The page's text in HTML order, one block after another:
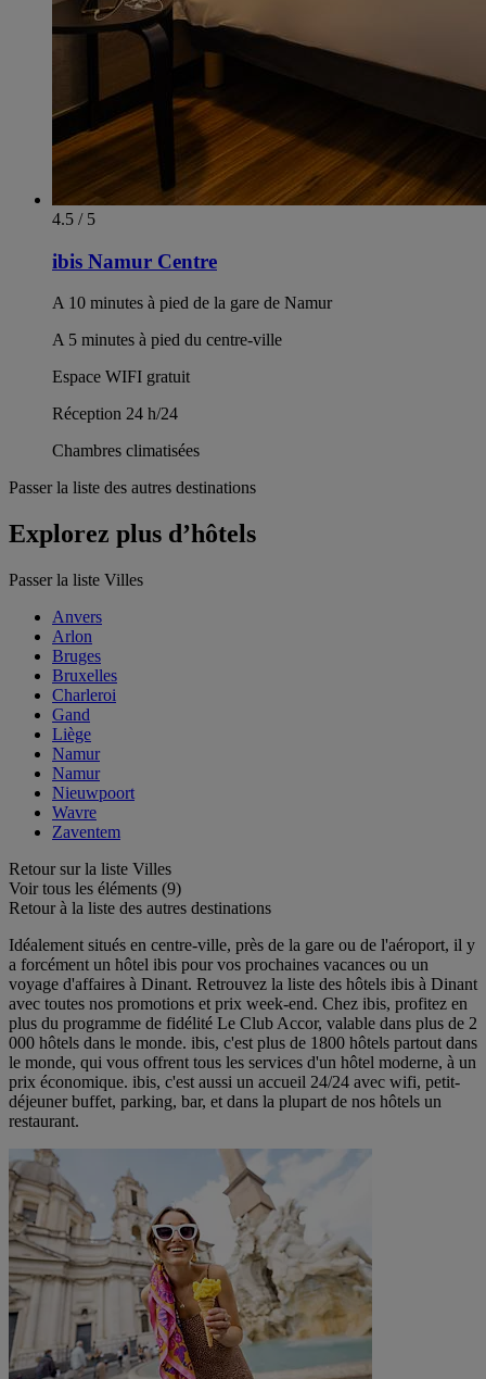
4.5 / 5
ibis Namur Centre
A 10 minutes à pied de la gare de Namur
A 5 minutes à pied du centre-ville
Espace WIFI gratuit
Réception 24 h/24
Chambres climatisées
Passer la liste des autres destinations
Explorez plus d’hôtels
Passer la liste Villes
Anvers
Arlon
Bruges
Bruxelles
Charleroi
Gand
Liège
Namur
Namur
Nieuwpoort
Wavre
Zaventem
Retour sur la liste Villes
Voir tous les éléments (9)
Retour à la liste des autres destinations
Idéalement situés en centre-ville, près de la gare ou de l'aéroport, il y
a forcément un hôtel ibis pour vos prochaines vacances ou un
voyage d'affaires à Dinant. Retrouvez la liste des hôtels ibis à Dinant
avec toutes nos promotions et prix week-end. Chez ibis, profitez en
plus du programme de fidélité Le Club Accor, valable dans plus de 2
000 hôtels dans le monde. ibis, c'est plus de 1800 hôtels partout dans
le monde, qui vous offrent tous les services d'un hôtel moderne, à un
prix économique. ibis, c'est aussi un accueil 24/24 avec wifi, petit-
déjeuner buffet, parking, bar, et dans la plupart de nos hôtels un
restaurant.